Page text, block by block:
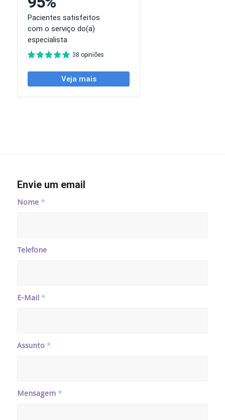
Envie um email
Nome *
Telefone
E-Mail *
Assunto *
Mensagem *